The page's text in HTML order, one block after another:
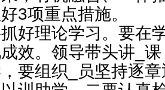
3项重点措施。
好理论学习。要在
效。领导带头讲_
要组织_员坚持逐